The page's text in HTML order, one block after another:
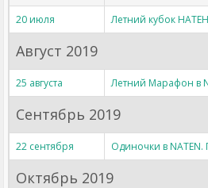
20 июля Летний кубок НАТЕН
Август 2019
25 августа Летний Марафон в
Сентябрь 2019
22 сентября Одиночки в NATEN.
Октябрь 2019